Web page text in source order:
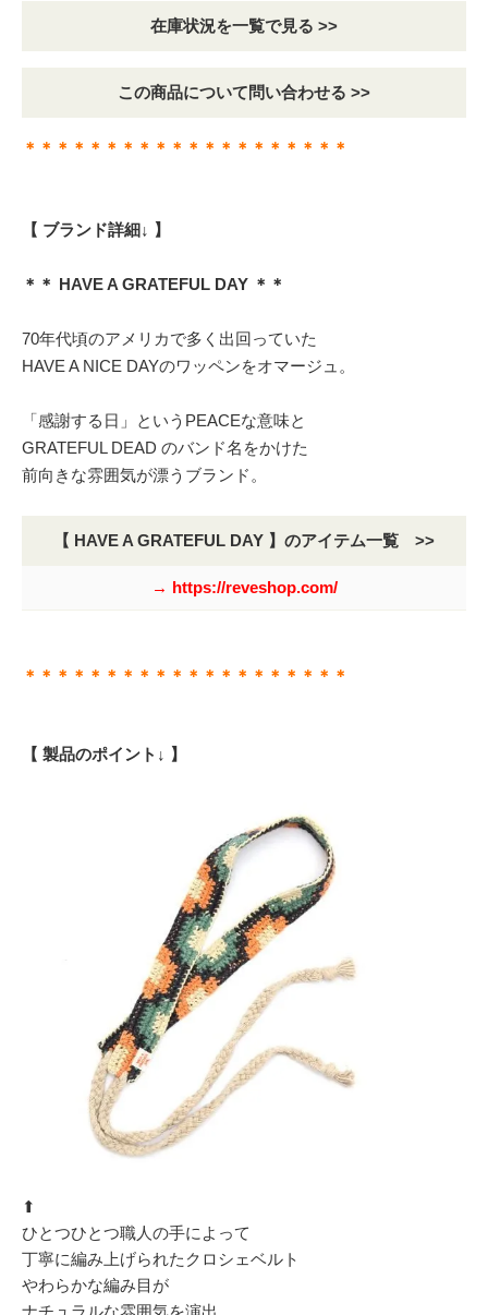
在庫状況を一覧で見る >>
この商品について問い合わせる >>
＊＊＊＊＊＊＊＊＊＊＊＊＊＊＊＊＊＊＊＊
【 ブランド詳細↓ 】
＊＊ HAVE A GRATEFUL DAY ＊＊
70年代頃のアメリカで多く出回っていた
HAVE A NICE DAYのワッペンをオマージュ。
「感謝する日」というPEACEな意味と
GRATEFUL DEAD のバンド名をかけた
前向きな雰囲気が漂うブランド。
【 HAVE A GRATEFUL DAY 】のアイテム一覧 >>
→ https://reveshop.com/
＊＊＊＊＊＊＊＊＊＊＊＊＊＊＊＊＊＊＊＊
【 製品のポイント↓ 】
⬆︎
ひとつひとつ職人の手によって
丁寧に編み上げられたクロシェベルト
やわらかな編み目が